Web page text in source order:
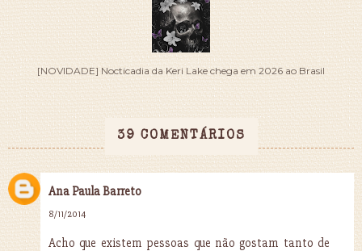
[NOVIDADE] Nocticadia da Keri Lake chega em 2026 ao Brasil
39 COMENTÁRIOS
Ana Paula Barreto
8/11/2014
Acho que existem pessoas que não gostam tanto de